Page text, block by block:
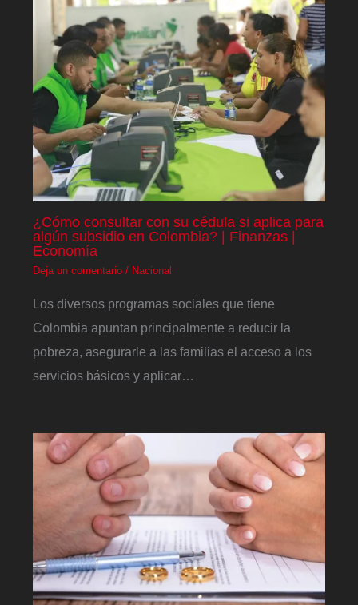
¿Cómo consultar con su cédula si aplica para
algún subsidio en Colombia? | Finanzas |
Economía
Deja un comentario / Nacional
Los diversos programas sociales que tiene
Colombia apuntan principalmente a reducir la
pobreza, asegurarle a las familias el acceso a los
servicios básicos y aplicar…